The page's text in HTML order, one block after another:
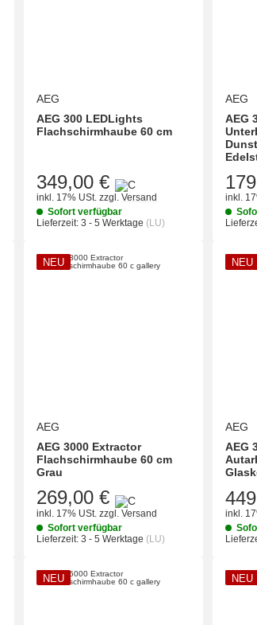
AEG
AEG 300 LEDLights
Flachschirmhaube 60 cm
349,00 €
inkl. 17% USt. zzgl. Versand
Sofort verfügbar
Lieferzeit: 3 - 5 Werktage (LU)
AEG
AEG
inkl.
NEU
AEG
AEG 3000 Extractor
Flachschirmhaube 60 cm
Grau
269,00 €
inkl. 17% USt. zzgl. Versand
Sofort verfügbar
Lieferzeit: 3 - 5 Werktage (LU)
NEU
AEG
AEG
inkl.
NEU NEU